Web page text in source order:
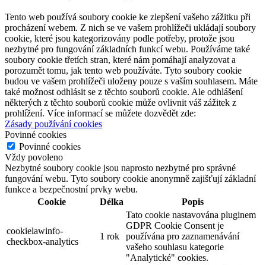
Tento web používá soubory cookie ke zlepšení vašeho zážitku při
procházení webem. Z nich se ve vašem prohlížeči ukládají soubory
cookie, které jsou kategorizovány podle potřeby, protože jsou
nezbytné pro fungování základních funkcí webu. Používáme také
soubory cookie třetích stran, které nám pomáhají analyzovat a
porozumět tomu, jak tento web používáte. Tyto soubory cookie
budou ve vašem prohlížeči uloženy pouze s vaším souhlasem. Máte
také možnost odhlásit se z těchto souborů cookie. Ale odhlášení
některých z těchto souborů cookie může ovlivnit váš zážitek z
prohlížení. Více informací se můžete dozvědět zde:
Zásady používání cookies
Povinné cookies
Povinné cookies
Vždy povoleno
Nezbytné soubory cookie jsou naprosto nezbytné pro správné
fungování webu. Tyto soubory cookie anonymně zajišťují základní
funkce a bezpečnostní prvky webu.
Cookie
Délka Popis
cookielawinfo-
checkbox-analytics
1 rok
Tato cookie nastavována pluginem
GDPR Cookie Consent je
používána pro zaznamenávání
vašeho souhlasu kategorie
"Analytické" cookies.